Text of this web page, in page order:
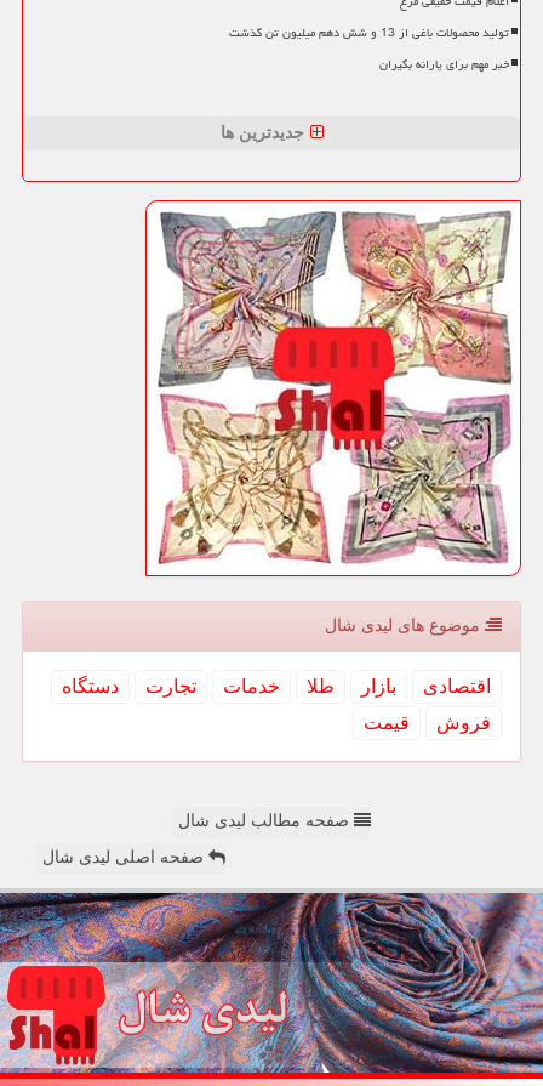
تولید محصولات باغی از 13 و شش دهم میلیون تن گذشت
خبر مهم برای یارانه بگیران
جدیدترین ها
موضوع های لیدی شال
اقتصادی بازار طلا خدمات تجارت
دستگاه
فروش
قیمت
صفحه مطالب لیدی شال
صفحه اصلی لیدی شال